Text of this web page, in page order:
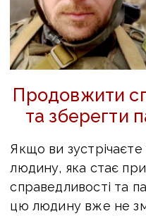
Продовжити
та зберегти
Якщо ви
людину, яка стає
справедливості та
цю людину вже не